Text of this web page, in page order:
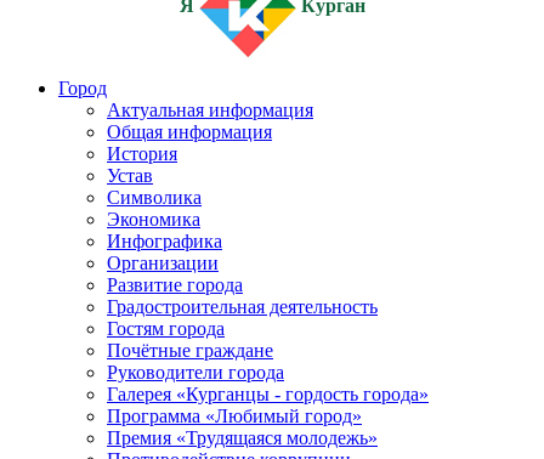
Я Курган
Город
Актуальная информация
Общая информация
История
Устав
Символика
Экономика
Инфографика
Организации
Развитие города
Градостроительная деятельность
Гостям города
Почётные граждане
Руководители города
Галерея «Курганцы - гордость города»
Программа «Любимый город»
Премия «Трудящаяся молодежь»